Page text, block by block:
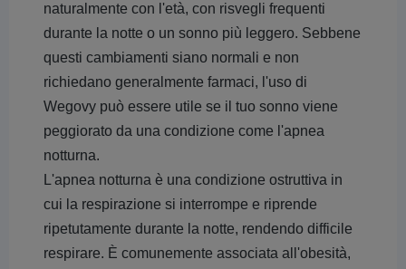
naturalmente con l'età, con risvegli frequenti
durante la notte o un sonno più leggero. Sebbene
questi cambiamenti siano normali e non
richiedano generalmente farmaci, l'uso di
Wegovy può essere utile se il tuo sonno viene
peggiorato da una condizione come l'apnea
notturna.
L'apnea notturna è una condizione ostruttiva in
cui la respirazione si interrompe e riprende
ripetutamente durante la notte, rendendo difficile
respirare. È comunemente associata all'obesità,